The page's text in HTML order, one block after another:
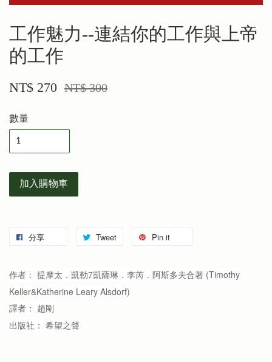
工作魅力--連結你的工作與上帝
的工作
NT$ 270 NT$ 300
數量
加入購物車
分享 Tweet Pin it
作者： 提摩太．凱勒7凱薩琳．李芮．阿斯多夫合著 (Timothy
Keller&Katherine Leary Alsdorf)
譯者： 趙剛
出版社： 希望之聲